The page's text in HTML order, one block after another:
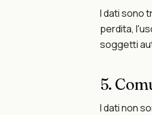
I dati sono
perdita,
soggetti
5.
I dati non